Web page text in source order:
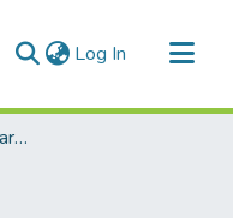
Log In (current)
Département de langue arabe